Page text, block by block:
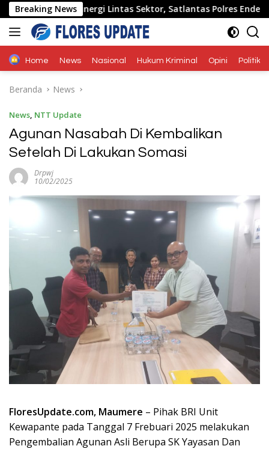
Langsung
ke
konten
Breaking News
Sinergi Lintas Sektor, Satlantas Polres Ende Polda NTT
Home News Nasional Hukum Kriminal Opini Politik
Beranda News
News, NTT Update
Agunan Nasabah Di Kembalikan
Setelah Di Lakukan Somasi
Drpwj
10/02/2025
FloresUpdate.com, Maumere – Pihak BRI Unit
Kewapante pada Tanggal 7 Frebuari 2025 melakukan
Pengembalian Agunan Asli Berupa SK Yayasan Dan